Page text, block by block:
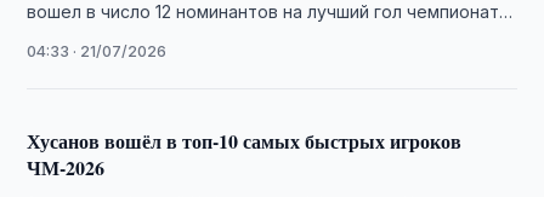
вошел в число 12 номинантов на лучший гол чемпионата
04:33 · 21/07/2026
Хусанов вошёл в топ-10 самых быстрых игроков
ЧМ-2026